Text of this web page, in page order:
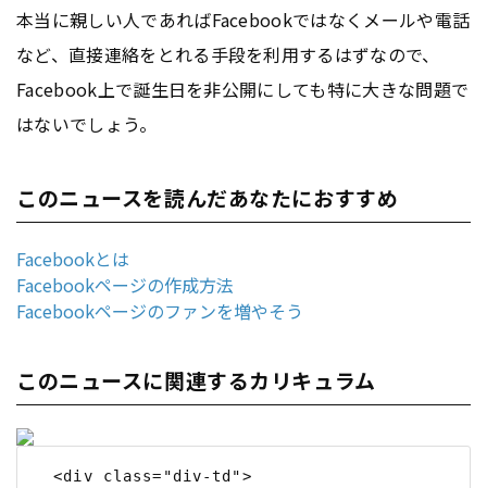
本当に親しい人であればFacebookではなくメールや電話
など、直接連絡をとれる手段を利用するはずなので、
Facebook上で誕生日を非公開にしても特に大きな問題で
はないでしょう。
このニュースを読んだあなたにおすすめ
Facebookとは
Facebookページの作成方法
Facebookページのファンを増やそう
このニュースに関連するカリキュラム
  <div class="div-td">